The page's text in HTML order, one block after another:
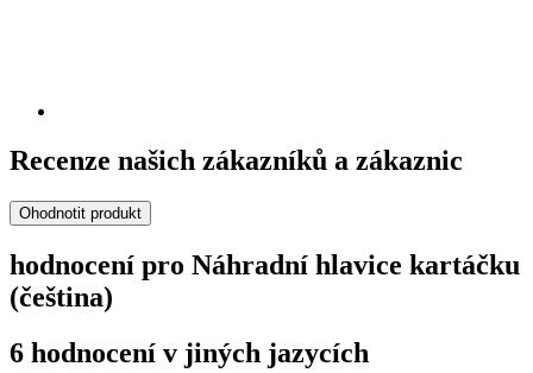
Recenze našich zákazníků a zákaznic
Ohodnotit produkt
hodnocení pro Náhradní hlavice kartáčku
(čeština)
6 hodnocení v jiných jazycích